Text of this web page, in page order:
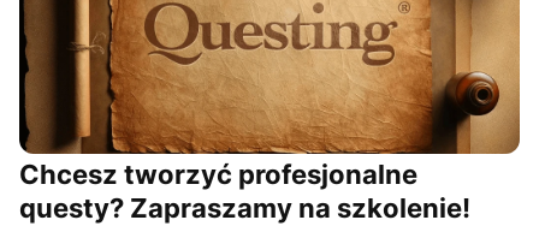
Chcesz tworzyć profesjonalne
questy? Zapraszamy na szkolenie!